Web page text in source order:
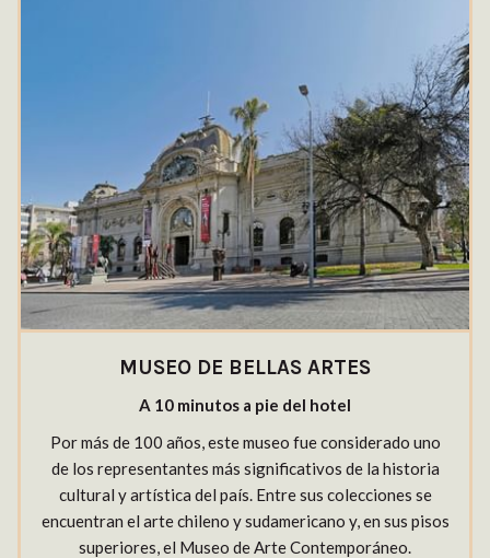
MUSEO DE BELLAS ARTES
A 10 minutos a pie del hotel
Por más de 100 años, este museo fue considerado uno
de los representantes más significativos de la historia
cultural y artística del país. Entre sus colecciones se
encuentran el arte chileno y sudamericano y, en sus pisos
superiores, el Museo de Arte Contemporáneo.